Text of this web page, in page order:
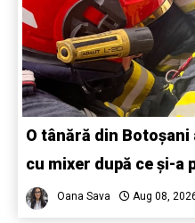
O tânără din
cu mixer după ce și-a
Oana Sava Aug 08,